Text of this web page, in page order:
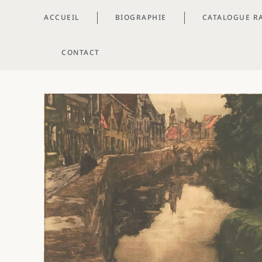
ACCUEIL BIOGRAPHIE CATALOGUE
CONTACT